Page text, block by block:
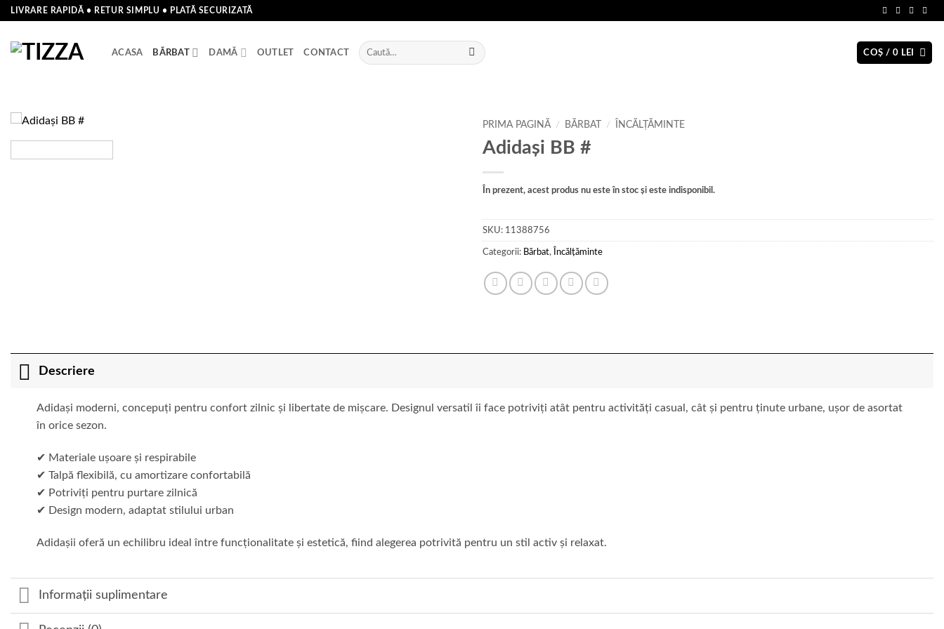
Skip
content
LIVRARE RAPIDĂ • RETUR SIMPLU • PLATĂ SECURIZATĂ
ACASA BĂRBAT DAMĂ OUTLET CONTACT
Caută
după:
COȘ / 0 LEI
PRIMA PAGINĂ / BĂRBAT / ÎNCĂLȚĂMINTE
Adidași BB #
În prezent, acest produs nu este în stoc și este indisponibil.
SKU: 11388756
Categorii: Bărbat, Încălțăminte
Descriere
Adidași moderni, concepuți pentru confort zilnic și libertate de mișcare. Designul versatil îi face potriviți atât pentru activități casual, cât și pentru ținute urbane, ușor de asortat
în orice sezon.
✔ Materiale ușoare și respirabile
✔ Talpă flexibilă, cu amortizare confortabilă
✔ Potriviți pentru purtare zilnică
✔ Design modern, adaptat stilului urban
Adidașii oferă un echilibru ideal între funcționalitate și estetică, fiind alegerea potrivită pentru un stil activ și relaxat.
Informații suplimentare